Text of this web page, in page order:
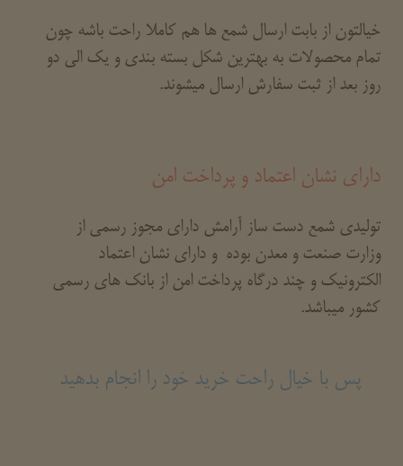
خیالتون از بابت ارسال شمع ها هم کاملا راحت باشه چون
تمام محصولات به بهترین شکل بسته بندی و یک الی دو
روز بعد از ثبت سفارش ارسال میشوند.
دارای نشان اعتماد و پرداخت امن
تولیدی شمع دست ساز آرامش دارای مجوز رسمی از
وزارت صنعت و معدن بوده و دارای نشان اعتماد
الکترونیک و چند درگاه پرداخت امن از بانک های رسمی
کشور میباشد.
پس با خیال راحت خرید خود را انجام بدهید